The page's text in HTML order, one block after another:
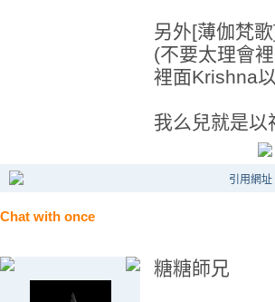
另外[薄伽梵
(不要太理會
裡面Krishna
我么兒就是
引用網
Chat with once
糖糖師兄